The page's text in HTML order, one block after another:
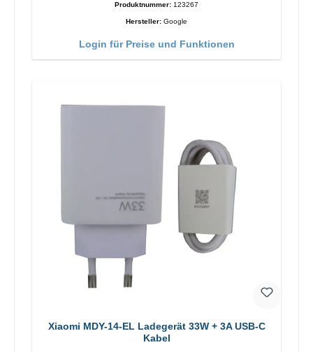
Produktnummer: 123267
Hersteller: Google
Login für Preise und Funktionen
Xiaomi MDY-14-EL Ladegerät 33W + 3A USB-C
Kabel